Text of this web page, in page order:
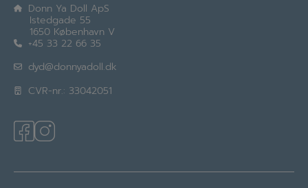
Donn Ya Doll ApS
Istedgade 55
1650 København V
+45 33 22 66 35
dyd@donnyadoll.dk
CVR-nr.: 33042051